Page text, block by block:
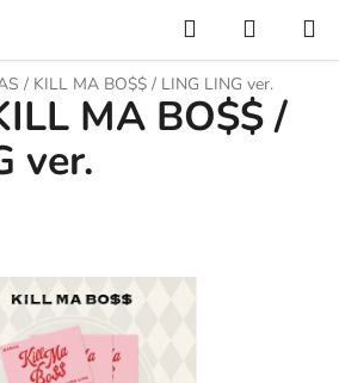
Hľadať
KOŠÍK
/ KILL MA BO$$ / LING LING ver.
MA BO$$ /
ver.